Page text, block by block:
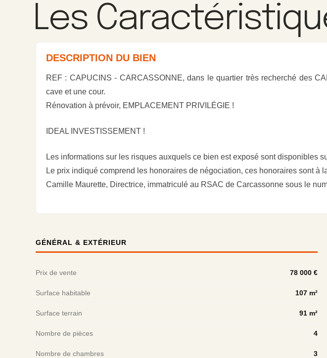
Les
DESCRIPTION DU BIEN
REF : CAPUCINS - CARCASSONNE, dans le quartier très recherché des
cave et une cour.
Rénovation à prévoir, EMPLACEMENT PRIVILÉGIE !
IDEAL INVESTISSEMENT !
Les informations sur les risques auxquels ce bien est exposé sont disponibles
Le prix indiqué comprend les honoraires de négociation, ces honoraires sont à
Camille Maurette, Directrice, immatriculé au RSAC de Carcassonne sous le
GÉNÉRAL & EXTÉRIEUR
Prix de vente 78 000 €
Surface habitable 107 m²
Surface terrain 91 m²
Nombre de pièces 4
Nombre de chambres 3